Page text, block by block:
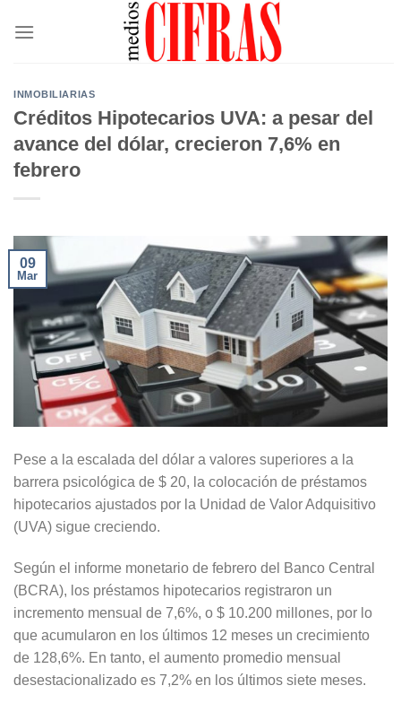
INMOBILIARIAS
Créditos Hipotecarios UVA: a pesar del
avance del dólar, crecieron 7,6% en
febrero
09
Mar
Pese a la escalada del dólar a valores superiores a la
barrera psicológica de $ 20, la colocación de préstamos
hipotecarios ajustados por la Unidad de Valor Adquisitivo
(UVA) sigue creciendo.
Según el informe monetario de febrero del Banco Central
(BCRA), los préstamos hipotecarios registraron un
incremento mensual de 7,6%, o $ 10.200 millones, por lo
que acumularon en los últimos 12 meses un crecimiento
de 128,6%. En tanto, el aumento promedio mensual
desestacionalizado es 7,2% en los últimos siete meses.